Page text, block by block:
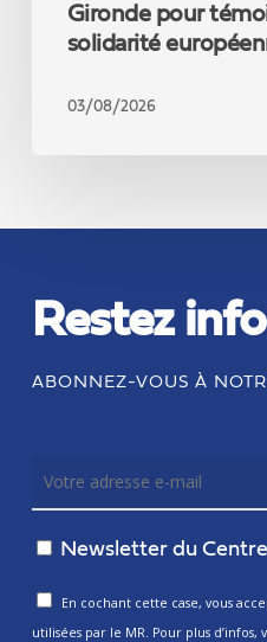
Gironde pour
solidarité
03/08/2026
Restez
ABONNEZ-VOUS À
Newsletter du Centre
En cochant cette case, vous
utilisées par le MR. Pour plus